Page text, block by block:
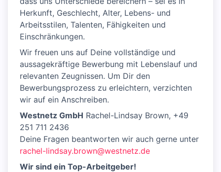
Herkunft, Geschlecht, Alter, Lebens- und
Arbeitsstilen, Talenten, Fähigkeiten und
Einschränkungen.
Wir freuen uns auf Deine vollständige und
aussagekräftige Bewerbung mit Lebenslauf und
relevanten Zeugnissen. Um Dir den
Bewerbungsprozess zu erleichtern, verzichten
wir auf ein Anschreiben.
Westnetz GmbH Rachel-Lindsay Brown, +49
251 711 2436
Deine Fragen beantworten wir auch gerne unter
rachel-lindsay.brown@westnetz.de
Wir sind ein Top-Arbeitgeber!